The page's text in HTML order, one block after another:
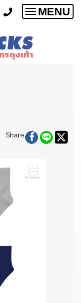
Toggle
MENU
Share